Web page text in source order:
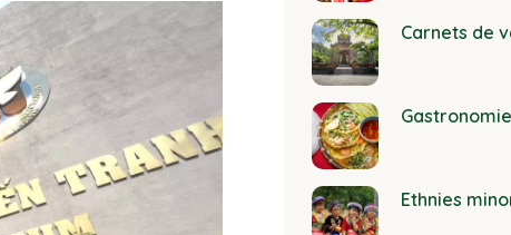
Carnets de
Gastronomie
Ethnies